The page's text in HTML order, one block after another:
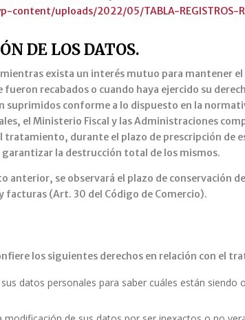
content/uploads/2022/05/TABLA-REGISTROS-
DE LOS DATOS.
exista un interés mutuo para mantener
fueron recabados o cuando haya ejercido su
suprimidos conforme a lo dispuesto en la
el Ministerio Fiscal y las Administraciones
tratamiento, durante el plazo de prescripción de
garantizar la destrucción total de los mismos.
se observará el plazo de conservación
facturas (Art. 30 del Código de Comercio).
los siguientes derechos en relación con el
datos personales para saber cuáles están